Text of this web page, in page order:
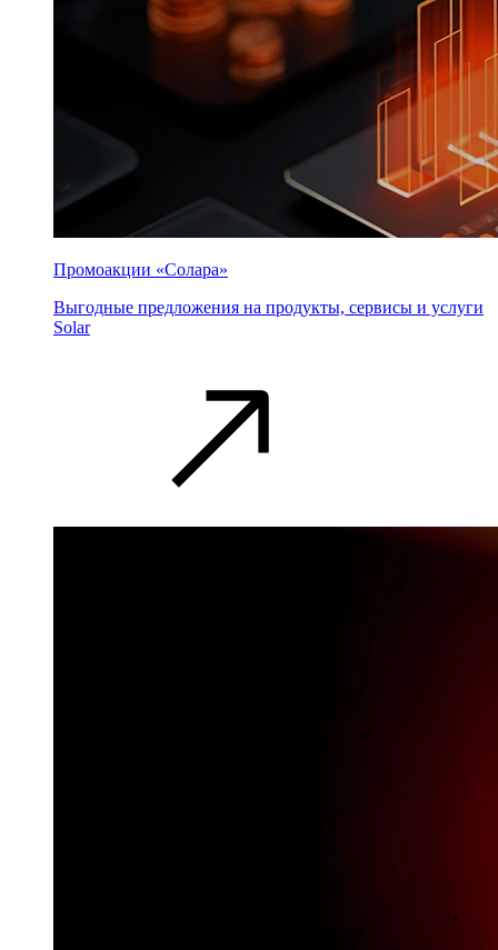
Промоакции «Солара»
Выгодные предложения на продукты, сервисы и услуги
Solar